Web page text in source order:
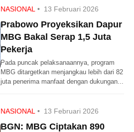
NASIONAL • 13 Februari 2026
Prabowo Proyeksikan Dapur
MBG Bakal Serap 1,5 Juta
Pekerja
Pada puncak pelaksanaannya, program
MBG ditargetkan menjangkau lebih dari 82
juta penerima manfaat dengan dukungan...
NASIONAL • 13 Februari 2026
BGN: MBG Ciptakan 890